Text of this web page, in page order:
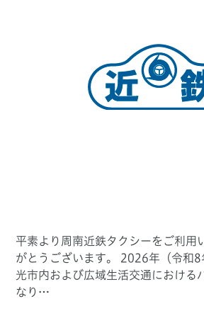
平素より周南近鉄タクシーをご利用
がとうございます。 2026年（令和8
光市内および広域生活交通における
なり…